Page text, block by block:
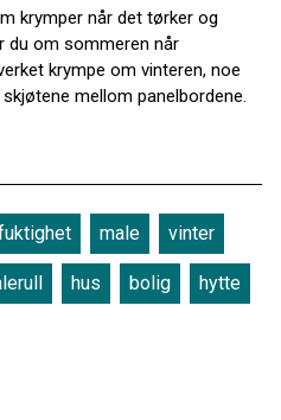
krymper når det tørker og
du om sommeren når
krympe om vinteren, noe
mellom panelbordene.
male vinter
hus bolig hytte